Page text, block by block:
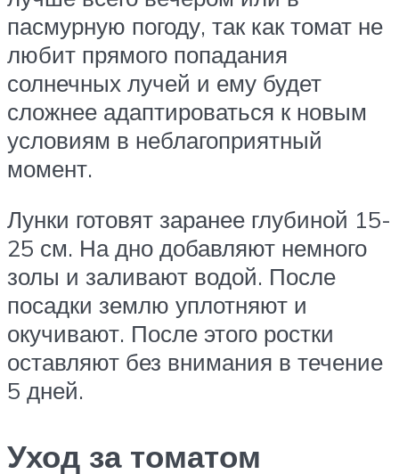
пасмурную погоду, так как томат не
любит прямого попадания
солнечных лучей и ему будет
сложнее адаптироваться к новым
условиям в неблагоприятный
момент.
Лунки готовят заранее глубиной 15-
25 см. На дно добавляют немного
золы и заливают водой. После
посадки землю уплотняют и
окучивают. После этого ростки
оставляют без внимания в течение
5 дней.
Уход за томатом